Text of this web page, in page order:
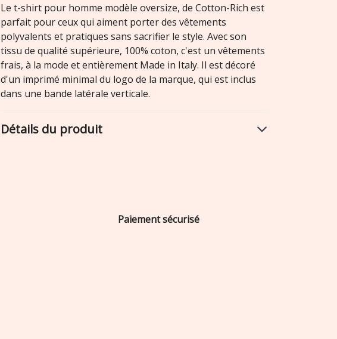
Le t-shirt pour homme modèle oversize, de Cotton-Rich est
parfait pour ceux qui aiment porter des vêtements
polyvalents et pratiques sans sacrifier le style. Avec son
tissu de qualité supérieure, 100% coton, c'est un vêtements
frais, à la mode et entièrement Made in Italy. Il est décoré
d'un imprimé minimal du logo de la marque, qui est inclus
dans une bande latérale verticale.
Détails du produit
Paiement sécurisé